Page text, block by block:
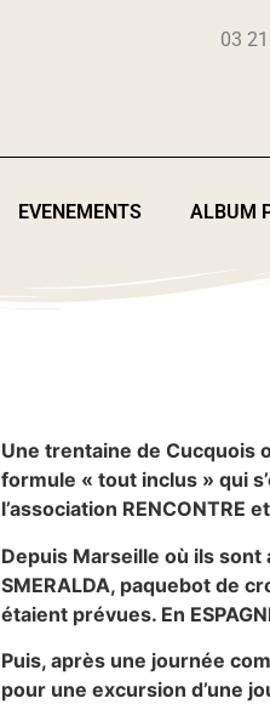
03
EVENEMENTS ALBUM
Une trentaine de Cucquois
formule « tout inclus » qui
l’association RENCONTRE
Depuis Marseille où ils sont
SMERALDA, paquebot de
étaient prévues. En
Puis, après une journée
pour une excursion d’une